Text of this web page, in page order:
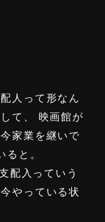
人って形なん
て、 映画館が
家業を継いで
と。
配入っていう
やっている状